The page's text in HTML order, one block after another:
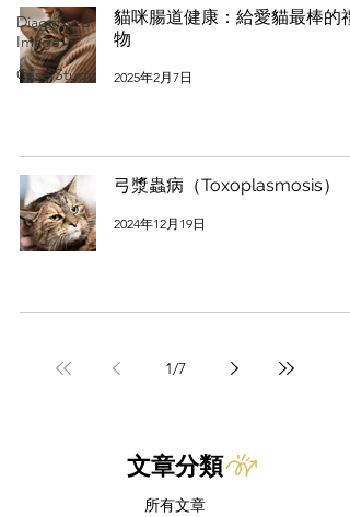
Diagnosed
Image
Case Study
貓咪腸道健康：給愛貓最棒的禮
物
2025年2月7日
弓漿蟲病（Toxoplasmosis）
2024年12月19日
1/7
文章分類
所有文章